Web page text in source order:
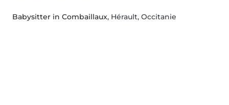
Babysitter in Combaillaux, Hérault, Occitanie